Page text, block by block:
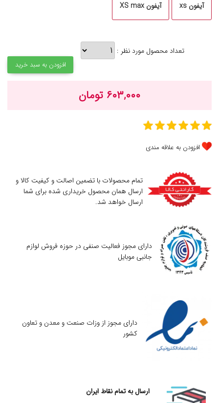
آیفون xs آیفون XS max
تعداد محصول مورد نظر :
افزودن به سبد خرید
۶۰۳,۰۰۰ تومان
افزودن به علاقه مندی
تمام محصولات با تضمین اصالت و کیفیت کالا و
ارسال همان محصول خریداری شده برای شما
ارسال خواهد شد.
دارای مجوز فعالیت صنفی در حوزه فروش لوازم
جانبی موبایل
دارای مجوز از وزات صنعت و معدن و تعاون
کشور
ارسال به تمام نقاط ایران